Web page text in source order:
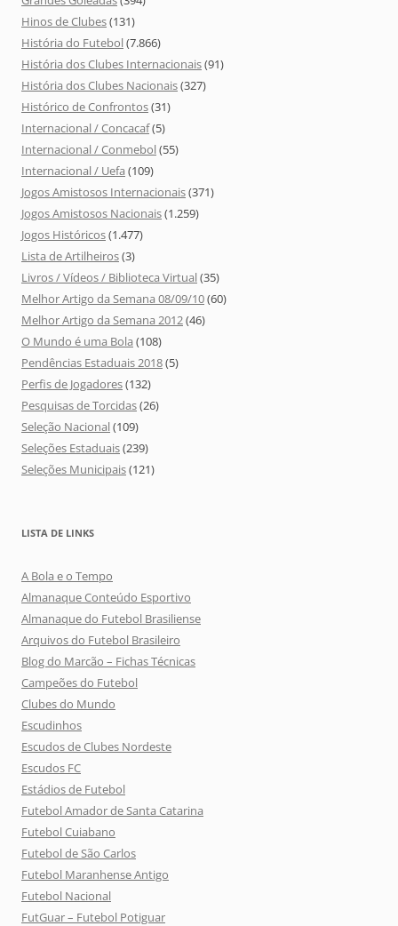
Hinos de Clubes(131)
História do Futebol(7.866)
História dos Clubes Internacionais(91)
História dos Clubes Nacionais(327)
Histórico de Confrontos(31)
Internacional / Concacaf(5)
Internacional / Conmebol(55)
Internacional / Uefa (109)
Jogos Amistosos Internacionais(371)
Jogos Amistosos Nacionais(1.259)
Jogos Históricos(1.477)
Lista de Artilheiros(3)
Livros / Vídeos / Biblioteca Virtual(35)
Melhor Artigo da Semana 08/09/10(60)
Melhor Artigo da Semana 2012(46)
O Mundo é uma Bola (108)
Pendências Estaduais 2018(5)
Perfis de Jogadores(132)
Pesquisas de Torcidas(26)
Seleção Nacional(109)
Seleções Estaduais(239)
Seleções Municipais(121)
LISTA DE LINKS
A Bola e o Tempo
Almanaque Conteúdo Esportivo
Almanaque do Futebol Brasiliense
Arquivos do Futebol Brasileiro
Blog do Marcão – Fichas Técnicas
Campeões do Futebol
Clubes do Mundo
Escudinhos
Escudos de Clubes Nordeste
Escudos FC
Estádios de Futebol
Futebol Amador de Santa Catarina
Futebol Cuiabano
Futebol de São Carlos
Futebol Maranhense Antigo
Futebol Nacional
FutGuar – Futebol Potiguar